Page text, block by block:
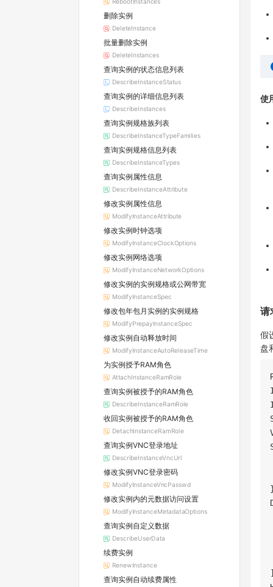
删除实例
DeleteInstance
批量删除实例
DeleteInstances
查询实例的状态信息列表
DescribeInstanceStatus
查询实例的详细信息列表
DescribeInstances
查询实例规格族列表
DescribeInstanceTypeFamilies
查询实例规格信息列表
DescribeInstanceTypes
查询实例属性信息
DescribeInstanceAttribute
修改实例属性信息
ModifyInstanceAttribute
修改实例时钟选项
ModifyInstanceClockOptions
修改实例网络选项
ModifyInstanceNetworkOptions
修改实例的实例规格或公网带宽
ModifyInstanceSpec
修改包年包月实例的实例规格
ModifyPrepayInstanceSpec
修改实例自动释放时间
ModifyInstanceAutoReleaseTime
为实例授予RAM角色
AttachInstanceRamRole
查询实例被授予的RAM角色
DescribeInstanceRamRole
收回实例被授予的RAM角色
DetachInstanceRamRole
查询实例VNC登录地址
DescribeInstanceVncUrl
修改实例VNC登录密码
ModifyInstanceVncPasswd
修改实例内的元数据访问设置
ModifyInstanceMetadataOptions
查询实例自定义数据
DescribeUserData
续费实例
RenewInstance
查询实例自动续费属性
使
请
假
盘